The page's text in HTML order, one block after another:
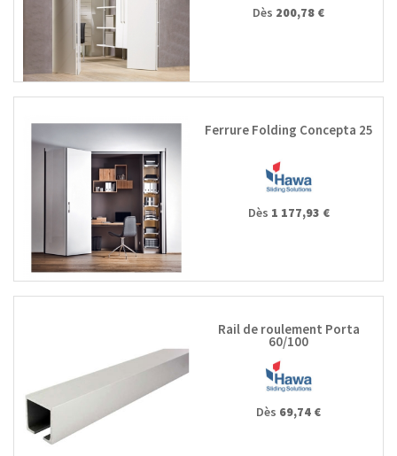
Dès 200,78 €
Ferrure Folding Concepta 25
Dès 1 177,93 €
Rail de roulement Porta
60/100
Dès 69,74 €